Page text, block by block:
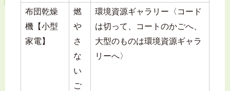
布団乾燥
機【小型
家電】
燃
や
さ
な
い
ご
環境資源ギャラリー〈コード
は切って、コートのかごへ、
大型のものは環境資源ギャラ
リーへ〉